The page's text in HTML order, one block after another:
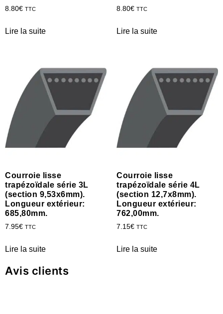
8.80€ TTC
Lire la suite
8.80€ TTC
Lire la suite
Courroie lisse
trapézoïdale série 3L
(section 9,53x6mm).
Longueur extérieur:
685,80mm.
7.95€ TTC
Lire la suite
Courroie lisse
trapézoïdale série 4L
(section 12,7x8mm).
Longueur extérieur:
762,00mm.
7.15€ TTC
Lire la suite
Avis clients